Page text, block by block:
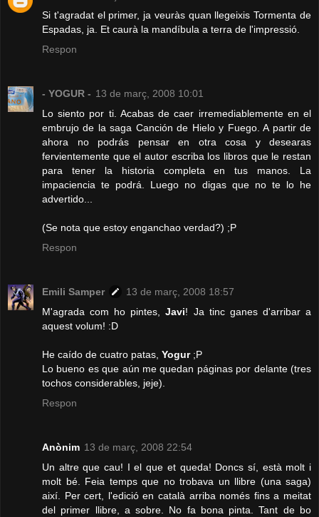
Si t'agradat el primer, ja veuràs quan llegeixis Tormenta de
Espadas, ja. Et caurà la mandíbula a terra de l'impressió.
Respon
- YOGUR - 13 de març, 2008 10:01
Lo siento por ti. Acabas de caer irremediablemente en el
embrujo de la saga Canción de Hielo y Fuego. A partir de
ahora no podrás pensar en otra cosa y desearas
fervientemente que el autor escriba los libros que le restan
para tener la historia completa en tus manos. La
impaciencia te podrá. Luego no digas que no te lo he
advertido...
(Se nota que estoy enganchao verdad?) ;P
Respon
Emili Samper
13 de març, 2008 18:57
M'agrada com ho pintes,Javi! Ja tinc ganes d'arribar a
aquest volum! :D
He caído de cuatro patas, Yogur;P
Lo bueno es que aún me quedan páginas por delante (tres
tochos considerables, jeje).
Respon
Anònim 13 de març, 2008 22:54
Un altre que cau! I el que et queda! Doncs sí, està molt i
molt bé. Feia temps que no trobava un llibre (una saga)
així. Per cert, l'edició en català arriba només fins a meitat
del primer llibre, a sobre. No fa bona pinta. Tant de bo